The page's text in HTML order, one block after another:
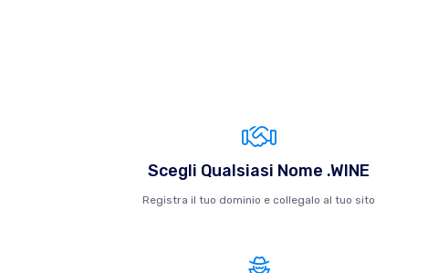
Scegli Qualsiasi Nome .WINE
Registra il tuo dominio e collegalo al tuo sito